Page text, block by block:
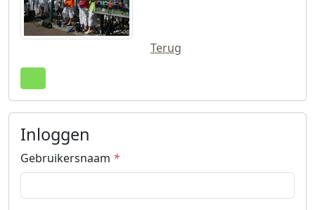
Terug
Inloggen
Gebruikersnaam *